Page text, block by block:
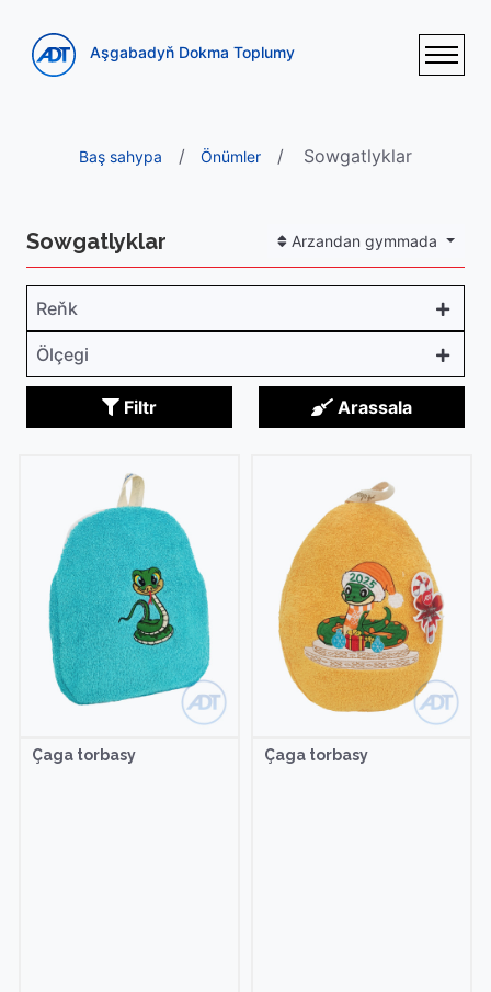
Aşgabadyň Dokma Toplumy
Baş sahypa Önümler Sowgatlyklar
Sowgatlyklar Arzandan gymmada
Reňk
Ölçegi
Filtr Arassala
Çaga torbasy Çaga torbasy